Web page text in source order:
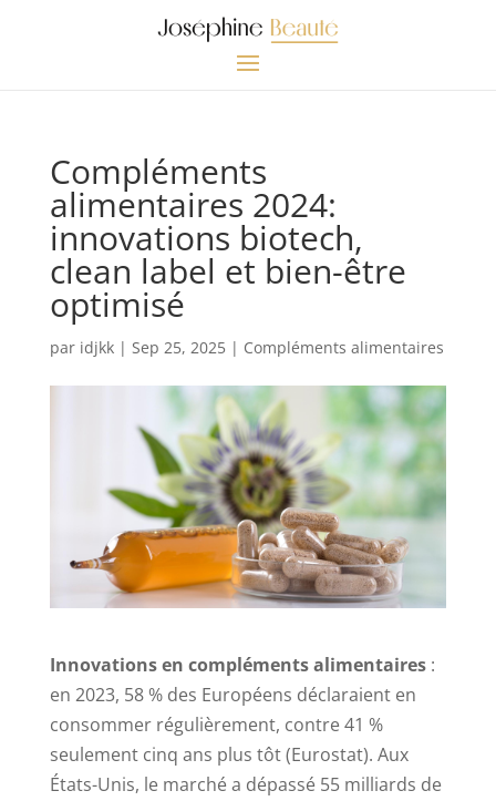
Compléments
alimentaires 2024:
innovations biotech,
clean label et bien-être
optimisé
par idjkk| Sep 25, 2025| Compléments alimentaires
Innovations en compléments alimentaires:
en 2023, 58 % des Européens déclaraient en
consommer régulièrement, contre 41 %
seulement cinq ans plus tôt (Eurostat). Aux
États-Unis, le marché a dépassé 55 milliards de